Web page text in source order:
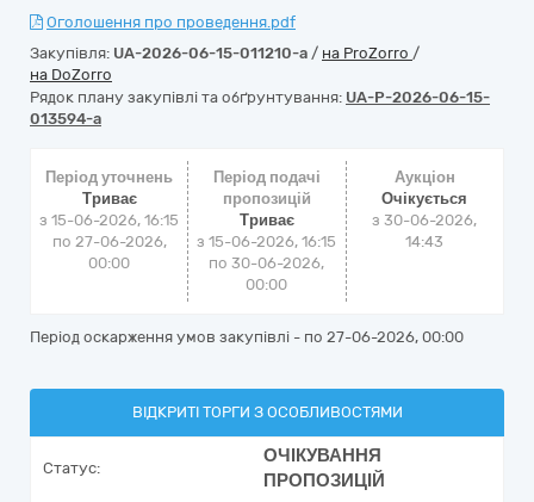
Оголошення про проведення.pdf
Закупівля: UA-2026-06-15-011210-a / на ProZorro /
на DoZorro
Рядок плану закупівлі та обґрунтування: UA-P-2026-06-15-
013594-a
Період уточнень
Триває
з 15-06-2026, 16:15
по 27-06-2026,
00:00
Період подачі
пропозицій
Триває
з 15-06-2026, 16:15
по 30-06-2026,
00:00
Аукціон
Очікується
з30-06-2026,
14:43
Період оскарження умов закупівлі - по 27-06-2026, 00:00
ВІДКРИТІ ТОРГИ З ОСОБЛИВОСТЯМИ
Статус:
ОЧІКУВАННЯ
ПРОПОЗИЦІЙ